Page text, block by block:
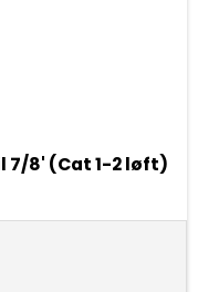
7/8' (Cat 1-2 løft)